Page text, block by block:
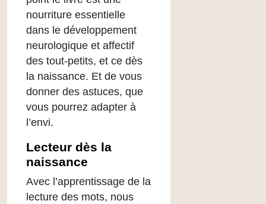
nourriture essentielle
dans le développement
neurologique et affectif
des tout-petits, et ce dès
la naissance. Et de vous
donner des astuces, que
vous pourrez adapter à
l’envi.
Lecteur dès la
naissance
Avec l’apprentissage de la
lecture des mots, nous